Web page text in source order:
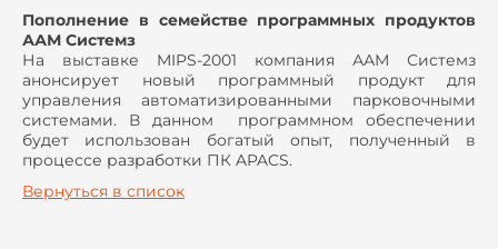
Пополнение в семействе программных продуктов
ААМ Системз
На выставке MIPS-2001 компания ААМ Системз
анонсирует новый программный продукт для
управления автоматизированными парковочными
системами. В данном программном обеспечении
будет использован богатый опыт, полученный в
процессе разработки ПК APACS.
Вернуться в список